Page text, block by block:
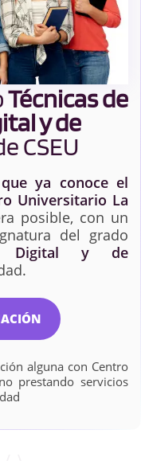
Técnicas de
y de
CSEU
ya conoce el
Universitario La
posible, con un
del grado
Digital y de
alguna con Centro
prestando servicios